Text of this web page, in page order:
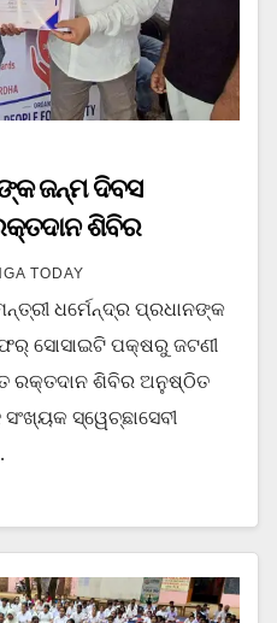
ଜନ୍ମ ଦିବସ
ଶିବିର
TODAY
ଧର୍ମେନ୍ଦ୍ର ପ୍ରଧାନଙ୍କ
ସୋସାଇଟି ପକ୍ଷରୁ ଜଟଣୀ
ରକ୍ତଦାନ ଶିବିର ଅନୁଷ୍ଠିତ
ସ୍ୱେଚ୍ଛାସେବୀ